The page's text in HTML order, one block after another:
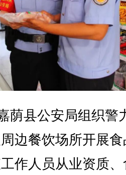
县公安局组织警
边餐饮场所开展
作人员从业资质